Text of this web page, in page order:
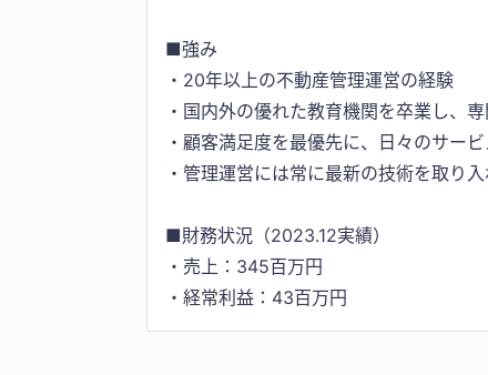
■強み
・20年以上の不動産管理運営の経験
・国内外の優れた教育機関を卒業し、
・顧客満足度を最優先に、日々のサー
・管理運営には常に最新の技術を取り
■財務状況（2023.12実績）
・売上：345百万円
・経常利益：43百万円